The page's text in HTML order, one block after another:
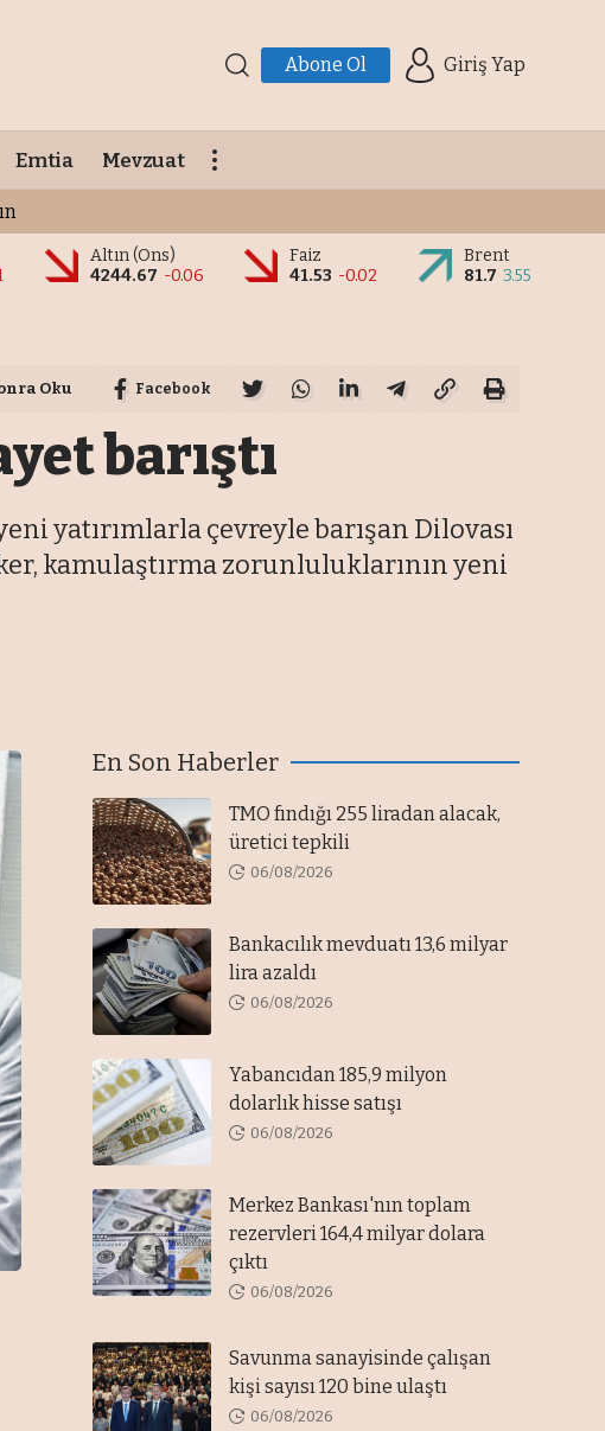
Abone Ol Giriş Yap
Emtia Mevzuat
Altın (Ons)
4244.67 -0.06
Faiz
41.53 -0.02
Brent
81.7 3.55
Oku Facebook
barıştı
yatırımlarla çevreyle barışan Dilovası
kamulaştırma zorunluluklarının yeni
En Son Haberler
TMO fındığı 255 liradan alacak,
üretici tepkili
06/08/2026
Bankacılık mevduatı 13,6 milyar
lira azaldı
06/08/2026
Yabancıdan 185,9 milyon
dolarlık hisse satışı
06/08/2026
Merkez Bankası'nın toplam
rezervleri 164,4 milyar dolara
çıktı
06/08/2026
Savunma sanayisinde çalışan
kişi sayısı 120 bine ulaştı
06/08/2026